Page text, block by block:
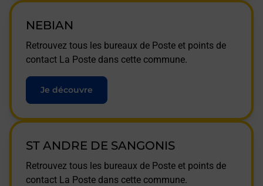
NEBIAN
Retrouvez tous les bureaux de Poste et points de
contact La Poste dans cette commune.
Je découvre
ST ANDRE DE SANGONIS
Retrouvez tous les bureaux de Poste et points de
contact La Poste dans cette commune.